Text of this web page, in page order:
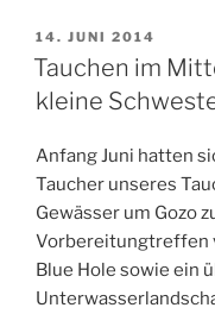
VERÖFFENTLICHT
AM
14. JUNI 2014
Tauchen im
kleine
Anfang Juni hatten
Taucher unseres
Gewässer um Gozo
Vorbereitungtreffen
Blue Hole sowie ein